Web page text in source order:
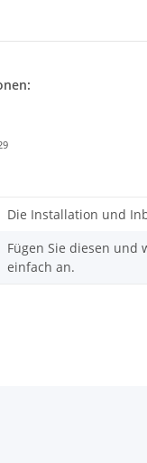
Die Installation und
Fügen Sie diesen
einfach an.